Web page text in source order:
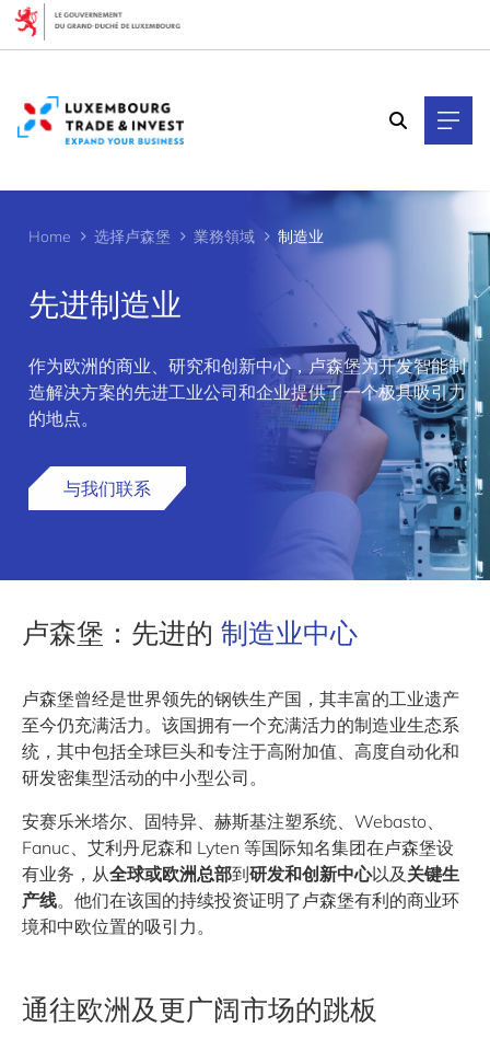
Home 选择卢森堡 業務領域 制造业
先进制造业
作为欧洲的商业、研究和创新中心，卢森堡为开发智能制
造解决方案的先进工业公司和企业提供了一个极具吸引力
的地点。
与我们联系
卢森堡：先进的 制造业中心
卢森堡曾经是世界领先的钢铁生产国，其丰富的工业遗产
至今仍充满活力。该国拥有一个充满活力的制造业生态系
统，其中包括全球巨头和专注于高附加值、高度自动化和
研发密集型活动的中小型公司。
安赛乐米塔尔、固特异、赫斯基注塑系统、Webasto、
Fanuc、艾利丹尼森和 Lyten 等国际知名集团在卢森堡设
有业务，从全球或欧洲总部到研发和创新中心以及 关键生
产线。他们在该国的持续投资证明了卢森堡有利的商业环
境和中欧位置的吸引力。
通往欧洲及更广阔市场的跳板
Cookies management panel